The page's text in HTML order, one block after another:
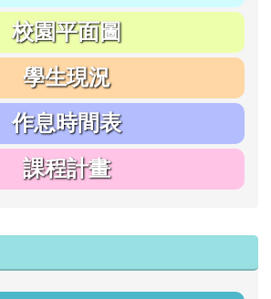
校園平面圖
學生現況
作息時間表
課程計畫